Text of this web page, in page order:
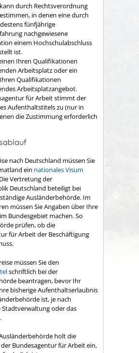
durch Rechtsverordnung
in denen eine durch
fünfjährige
nachgewiesene
einem Hochschulabschluss
ist.
Ihren Qualifikationen
Arbeitsplatz oder ein
Qualifikationen
Arbeitsplatzangebot.
für Arbeit stimmt der
Aufenthaltstitels zu (nur in
die Zustimmung erforderlich
nach Deutschland müssen Sie
ein nationales Visum
Vertretung der
Deutschland beteiligt bei
Ausländerbehörde. Im
müssen Sie Angaben über Ihre
Bundesgebiet machen. So
prüfen, ob die
für Arbeit der Beschäftigung
müssen Sie den
schriftlich bei der
beantragen, bevor Ihr
bisherige Aufenthaltserlaubnis
ist, je nach
oder das
holt die
Bundesagentur für Arbeit ein,